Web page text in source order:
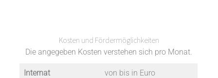
Kosten und Fördermöglichkeiten
Die angegeben Kosten verstehen sich pro Monat.
Internat von bis in Euro